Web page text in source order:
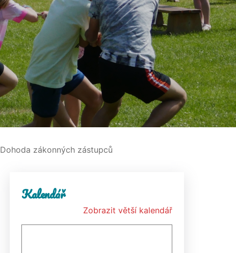
Dohoda zákonných zástupců
Kalendář
Zobrazit větší kalendář